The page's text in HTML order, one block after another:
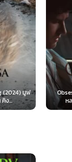
Obsession
หลอน